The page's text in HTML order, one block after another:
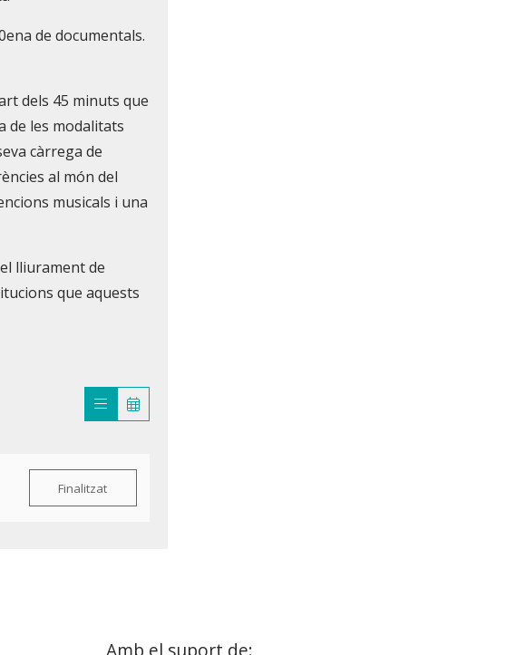
de documentals.
dels 45 minuts que
de les modalitats
càrrega de
al món del
musicals i una
lliurament de
que aquests
Finalitzat